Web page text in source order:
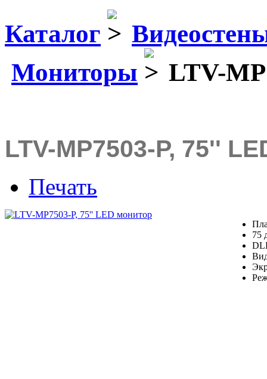
Каталог
Мониторы
LTV-
LTV-MP7503-P, 75''
Печать
75